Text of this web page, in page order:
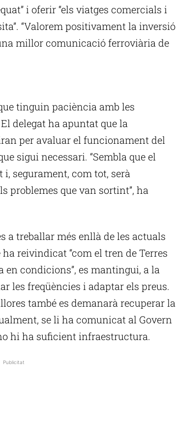
i oferir “els viatges comercials i
“Valorem positivament la inversió
millor comunicació ferroviària de
tinguin paciència amb les
delegat ha apuntat que la
per avaluar el funcionament del
sigui necessari. “Sembla que el
segurament, com tot, serà
problemes que van sortint”, ha
a treballar més enllà de les actuals
reivindicat “com el tren de Terres
en condicions”, es mantingui, a la
les freqüències i adaptar els preus.
també es demanarà recuperar la
se li ha comunicat al Govern
hi ha suficient infraestructura.
Publicitat